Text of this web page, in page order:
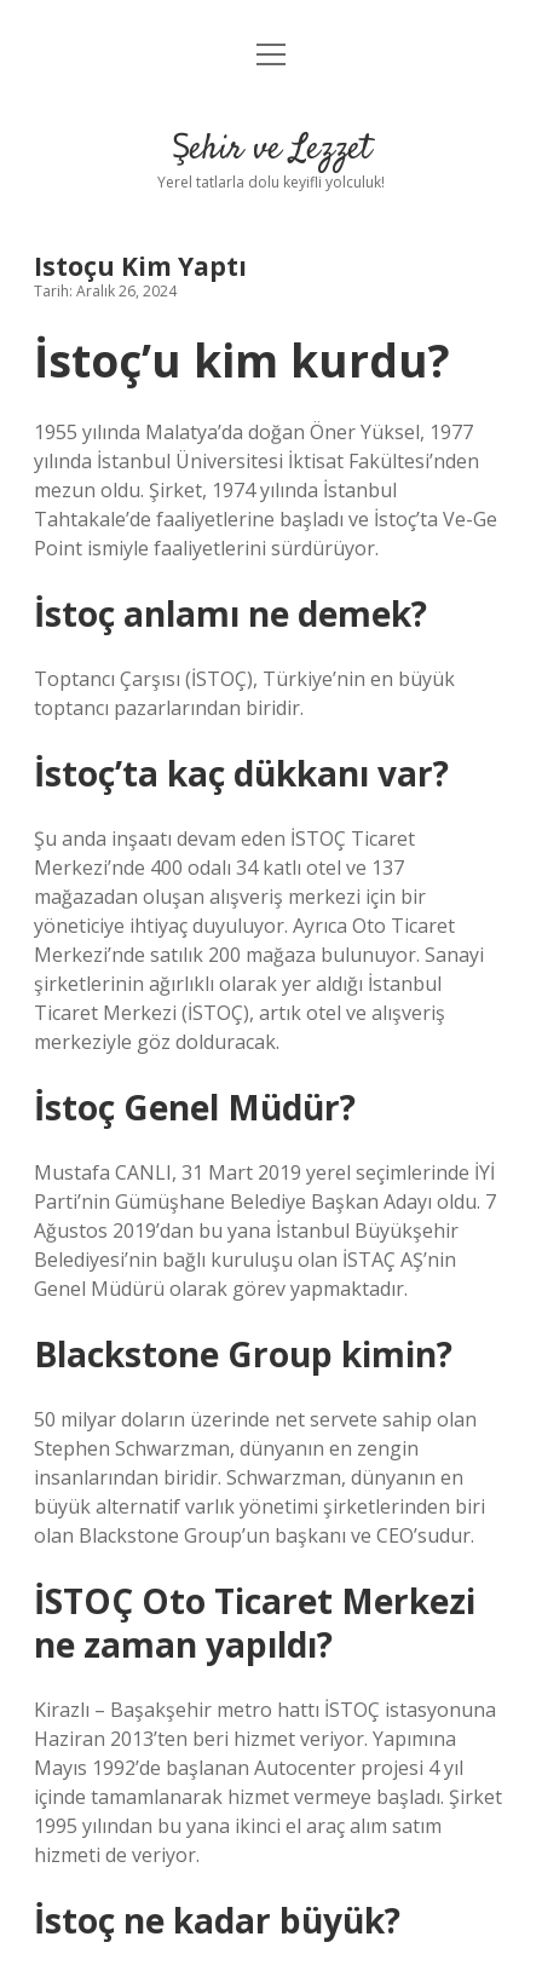
Anasayfa
Yasal Uyarı
menüyü
Şehir ve Lezzet
Yerel tatlarla dolu keyifli yolculuk!
Istoçu Kim Yaptı
Tarih: Aralık 26, 2024
İstoç’u kim kurdu?
1955 yılında Malatya’da doğan Öner Yüksel, 1977
yılında İstanbul Üniversitesi İktisat Fakültesi’nden
mezun oldu. Şirket, 1974 yılında İstanbul
Tahtakale’de faaliyetlerine başladı ve İstoç’ta Ve-Ge
Point ismiyle faaliyetlerini sürdürüyor.
İstoç anlamı ne demek?
Toptancı Çarşısı (İSTOÇ), Türkiye’nin en büyük
toptancı pazarlarından biridir.
İstoç’ta kaç dükkanı var?
Şu anda inşaatı devam eden İSTOÇ Ticaret
Merkezi’nde 400 odalı 34 katlı otel ve 137
mağazadan oluşan alışveriş merkezi için bir
yöneticiye ihtiyaç duyuluyor. Ayrıca Oto Ticaret
Merkezi’nde satılık 200 mağaza bulunuyor. Sanayi
şirketlerinin ağırlıklı olarak yer aldığı İstanbul
Ticaret Merkezi (İSTOÇ), artık otel ve alışveriş
merkeziyle göz dolduracak.
İstoç Genel Müdür?
Mustafa CANLI, 31 Mart 2019 yerel seçimlerinde İYİ
Parti’nin Gümüşhane Belediye Başkan Adayı oldu. 7
Ağustos 2019’dan bu yana İstanbul Büyükşehir
Belediyesi’nin bağlı kuruluşu olan İSTAÇ AŞ’nin
Genel Müdürü olarak görev yapmaktadır.
Blackstone Group kimin?
50 milyar doların üzerinde net servete sahip olan
Stephen Schwarzman, dünyanın en zengin
insanlarından biridir. Schwarzman, dünyanın en
büyük alternatif varlık yönetimi şirketlerinden biri
olan Blackstone Group’un başkanı ve CEO’sudur.
İSTOÇ Oto Ticaret Merkezi
ne zaman yapıldı?
Kirazlı – Başakşehir metro hattı İSTOÇ istasyonuna
Haziran 2013’ten beri hizmet veriyor. Yapımına
Mayıs 1992’de başlanan Autocenter projesi 4 yıl
içinde tamamlanarak hizmet vermeye başladı. Şirket
1995 yılından bu yana ikinci el araç alım satım
hizmeti de veriyor.
İstoç ne kadar büyük?